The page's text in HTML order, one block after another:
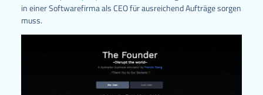
in einer Softwarefirma als CEO für ausreichend Aufträge sorgen
muss.